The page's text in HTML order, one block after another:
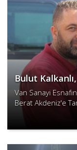
Bulut
Van Sanayi
Berat Akdeniz'e